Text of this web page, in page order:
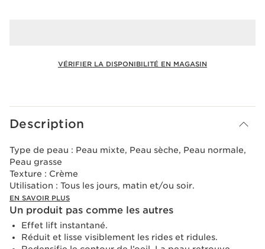
VÉRIFIER LA DISPONIBILITÉ EN MAGASIN
Description
Type de peau : Peau mixte, Peau sèche, Peau normale,
Peau grasse
Texture : Crème
Utilisation : Tous les jours, matin et/ou soir.
EN SAVOIR PLUS
Un produit pas comme les autres
Effet lift instantané.
Réduit et lisse visiblement les rides et ridules.